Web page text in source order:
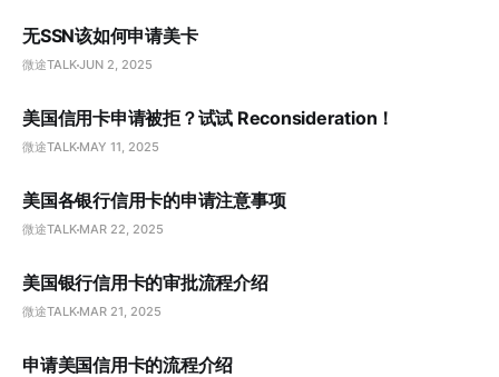
无SSN该如何申请美卡
微途TALKJUN 2, 2025
美国信用卡申请被拒？试试 Reconsideration！
微途TALK MAY 11, 2025
美国各银行信用卡的申请注意事项
微途TALK MAR 22, 2025
美国银行信用卡的审批流程介绍
微途TALK MAR 21, 2025
申请美国信用卡的流程介绍